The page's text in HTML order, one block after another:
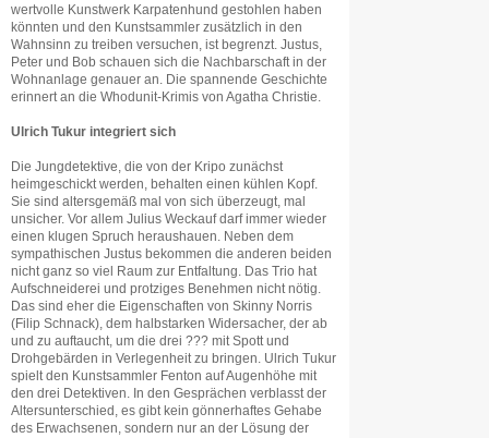
wertvolle Kunstwerk Karpatenhund gestohlen haben
könnten und den Kunstsammler zusätzlich in den
Wahnsinn zu treiben versuchen, ist begrenzt. Justus,
Peter und Bob schauen sich die Nachbarschaft in der
Wohnanlage genauer an. Die spannende Geschichte
erinnert an die Whodunit-Krimis von Agatha Christie.
Ulrich Tukur integriert sich
Die Jungdetektive, die von der Kripo zunächst
heimgeschickt werden, behalten einen kühlen Kopf.
Sie sind altersgemäß mal von sich überzeugt, mal
unsicher. Vor allem Julius Weckauf darf immer wieder
einen klugen Spruch heraushauen. Neben dem
sympathischen Justus bekommen die anderen beiden
nicht ganz so viel Raum zur Entfaltung. Das Trio hat
Aufschneiderei und protziges Benehmen nicht nötig.
Das sind eher die Eigenschaften von Skinny Norris
(Filip Schnack), dem halbstarken Widersacher, der ab
und zu auftaucht, um die drei ??? mit Spott und
Drohgebärden in Verlegenheit zu bringen. Ulrich Tukur
spielt den Kunstsammler Fenton auf Augenhöhe mit
den drei Detektiven. In den Gesprächen verblasst der
Altersunterschied, es gibt kein gönnerhaftes Gehabe
des Erwachsenen, sondern nur an der Lösung der